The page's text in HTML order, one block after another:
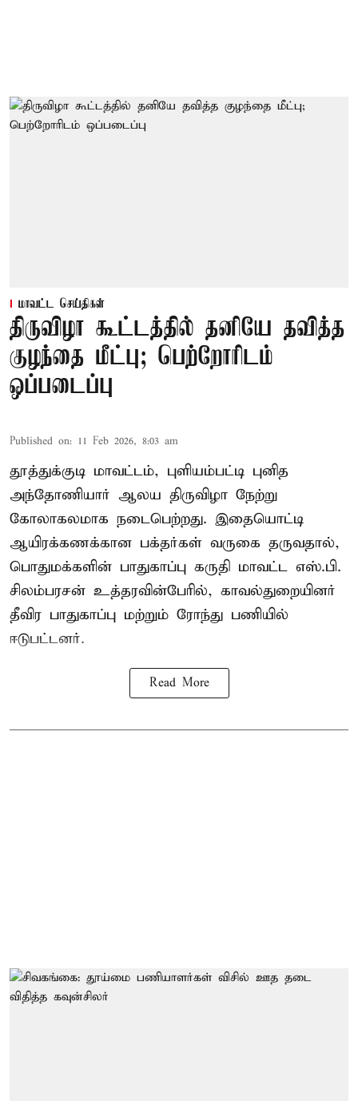
மாவட்ட செய்திகள்
திருவிழா கூட்டத்தில் தனியே தவித்த
குழந்தை மீட்பு; பெற்றோரிடம்
ஒப்படைப்பு
Published on: 11 Feb 2026, 8:03 am
தூத்துக்குடி மாவட்டம், புளியம்பட்டி புனித
அந்தோணியார் ஆலய திருவிழா நேற்று
கோலாகலமாக நடைபெற்றது. இதையொட்டி
ஆயிரக்கணக்கான பக்தர்கள் வருகை தருவதால்,
பொதுமக்களின் பாதுகாப்பு கருதி மாவட்ட எஸ்.பி.
சிலம்பரசன் உத்தரவின்பேரில், காவல்துறையினர்
தீவிர பாதுகாப்பு மற்றும் ரோந்து பணியில்
ஈடுபட்டனர்.
Read More